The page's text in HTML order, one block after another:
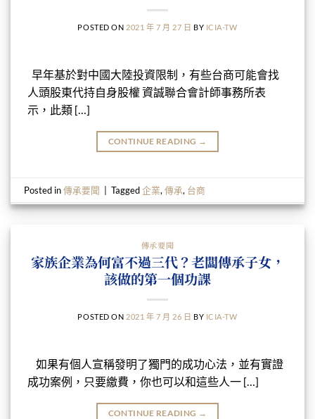
POSTED ON 2021 年 7 月 27 日 BY ICIA-TW
早年基於對中國大陸投資限制，有些台商可能會找
人頭股東代持自身股權 資誠聯合會計師事務所表
示，此類 […]
CONTINUE READING →
Posted in傳承要聞 | Tagged企業,傳承, 台商
傳承要聞
家族企業為何富不過三代？老闆傳承子女，
該做的第一個功課
POSTED ON 2021 年 7 月 26 日 BY ICIA-TW
如果有個人宣稱發明了獨門的成功心法，並有實證
成功案例，只要繳費，你也可以和這些人一 […]
CONTINUE READING →